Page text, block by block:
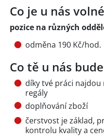
Co je u nás
pozice na různých
odměna 190 Kč/hod.
Co tě u nás
díky tvé práci najdou
regály
doplňování zboží
čerstvost je základ,
kontrolu kvality a